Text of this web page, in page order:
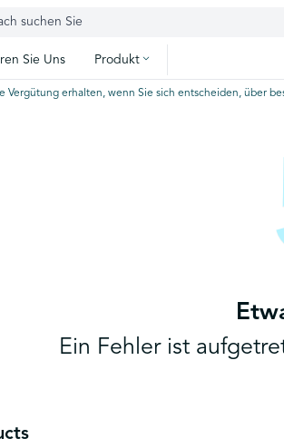
Sie Uns Produkt
Vergütung erhalten, wenn Sie sich entscheiden, über
Ein Fehler ist